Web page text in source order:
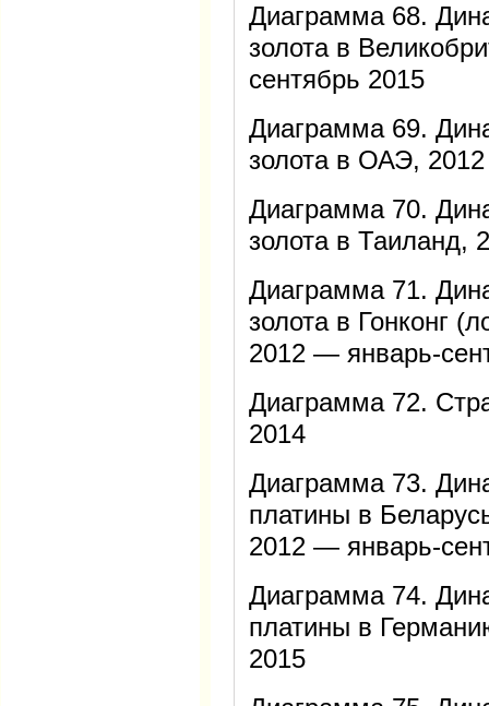
Диаграмма 68.
золота в
сентябрь 2015
Диаграмма 69.
золота в ОАЭ,
Диаграмма 70.
золота в Таиланд,
Диаграмма 71.
золота в Гонконг
2012 — январь-
Диаграмма 72.
2014
Диаграмма 73.
платины в
2012 — январь-
Диаграмма 74.
платины в
2015